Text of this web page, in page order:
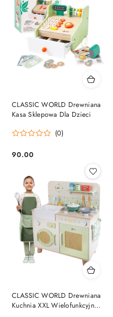
CLASSIC WORLD Drewniana
Kasa Sklepowa Dla Dzieci
(0)
Cena:
90.00
CLASSIC WORLD Drewniana
Kuchnia XXL Wielofunkcyjna z